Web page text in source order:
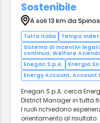
Sostenibile
A soli 13 km da
Tutta Italia
Tempo
Sistema di incentivi
continua; Welfare
Enegan S.p.A.
Energia
Energy Account,
Enegan S.p.A. cerca
District Manager in tutta
I ruoli richiedono
orientamento al risultato.